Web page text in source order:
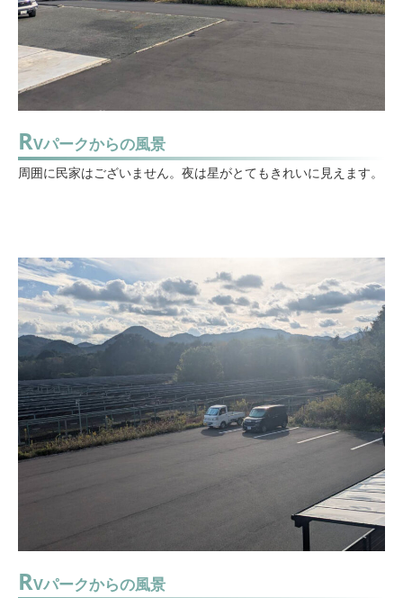
RVパークからの風景
周囲に民家はございません。夜は星がとてもきれいに見えます。
RVパークからの風景